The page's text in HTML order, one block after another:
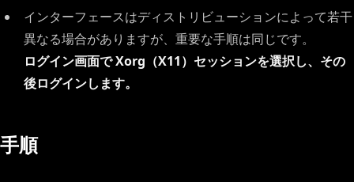
インターフェースはディストリビューションによって若干
異なる場合がありますが、重要な手順は同じです。
ログイン画面で Xorg（X11）セッションを選択し、その
後ログインします。
手順